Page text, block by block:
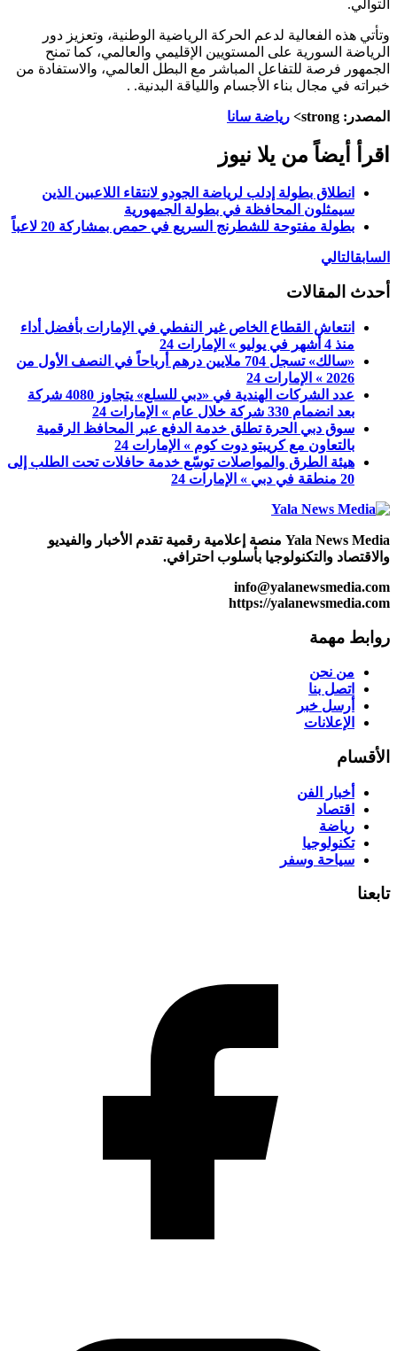
التوالي.
‏وتأتي هذه الفعالية لدعم الحركة الرياضية الوطنية، وتعزيز دور
الرياضة ‏السورية على المستويين الإقليمي والعالمي، كما تمنح
الجمهور فرصة للتفاعل ‏المباشر مع البطل العالمي، والاستفادة من
خبراته في مجال بناء الأجسام ‏واللياقة البدنية. ‏.
المصدر: strong> رياضة سانا
اقرأ أيضاً من يلا نيوز
انطلاق بطولة إدلب لرياضة الجودو لانتقاء اللاعبين الذين
سيمثلون المحافظة في بطولة الجمهورية
بطولة مفتوحة للشطرنج السريع في حمص بمشاركة 20 لاعباً
السابقالتالي
أحدث المقالات
انتعاش القطاع الخاص غير النفطي في الإمارات بأفضل أداء
منذ 4 أشهر في يوليو » الإمارات 24
«سالك» تسجل 704 ملايين درهم أرباحاً في النصف الأول من
2026 » الإمارات 24
عدد الشركات الهندية في «دبي للسلع» يتجاوز 4080 شركة
بعد انضمام 330 شركة خلال عام » الإمارات 24
سوق دبي الحرة تطلق خدمة الدفع عبر المحافظ الرقمية
بالتعاون مع كريبتو دوت كوم » الإمارات 24
هيئة الطرق والمواصلات توسّع خدمة حافلات تحت الطلب إلى
20 منطقة في دبي » الإمارات 24
Yala News Media منصة إعلامية رقمية تقدم الأخبار والفيديو
والاقتصاد والتكنولوجيا بأسلوب احترافي.
info@yalanewsmedia.com
https://yalanewsmedia.com
روابط مهمة
من نحن
اتصل بنا
أرسل خبر
الإعلانات
الأقسام
أخبار الفن
اقتصاد
رياضة
تكنولوجيا
سياحة وسفر
تابعنا